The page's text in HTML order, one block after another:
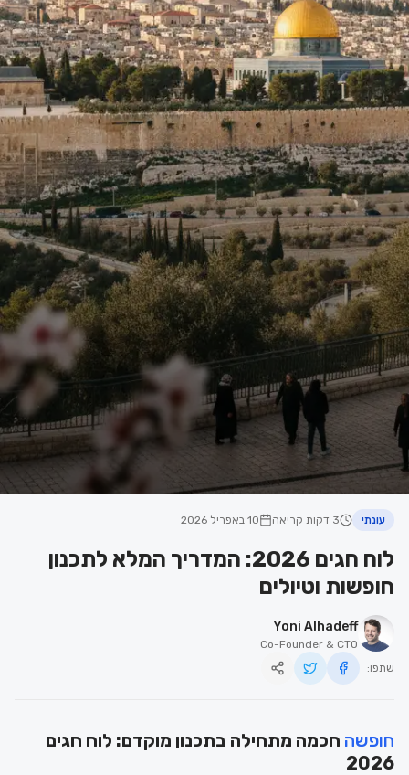
עונתי 3 דקות קריאה 10 באפריל 2026
לוח חגים 2026: המדריך המלא לתכנון
חופשות וטיולים
Yoni Alhadeff
Co-Founder & CTO
שתפו:
חופשה חכמה מתחילה בתכנון מוקדם: לוח חגים
2026